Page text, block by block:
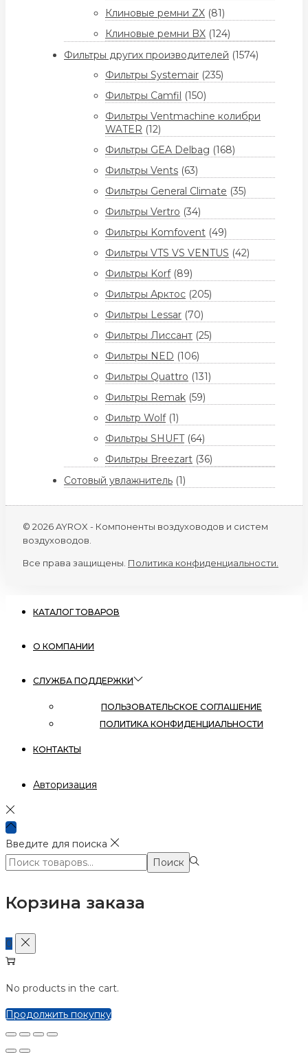
Клиновые ремни ZX (81)
Клиновые ремни BX (124)
Фильтры других производителей (1574)
Фильтры Systemair (235)
Фильтры Camfil (150)
Фильтры Ventmachine колибри
WATER (12)
Фильтры GEA Delbag (168)
Фильтры Vents (63)
Фильтры General Climate (35)
Фильтры Vertro (34)
Фильтры Komfovent (49)
Фильтры VTS VS VENTUS (42)
Фильтры Korf (89)
Фильтры Арктос (205)
Фильтры Lessar (70)
Фильтры Лиссант (25)
Фильтры NED (106)
Фильтры Quattro (131)
Фильтры Remak (59)
Фильтр Wolf (1)
Фильтры SHUFT (64)
Фильтры Breezart (36)
Сотовый увлажнитель (1)
© 2026 AYROX - Компоненты воздуховодов и систем
воздуховодов.
Все права защищены. Политика конфиденциальности.
КАТАЛОГ ТОВАРОВ
О КОМПАНИИ
СЛУЖБА ПОДДЕРЖКИ
ПОЛЬЗОВАТЕЛЬСКОЕ СОГЛАШЕНИЕ
ПОЛИТИКА КОНФИДЕНЦИАЛЬНОСТИ
КОНТАКТЫ
Авторизация
Введите для поиска
Поиск:>
Поиск
Корзина заказа
0
No products in the cart.
Продолжить покупку